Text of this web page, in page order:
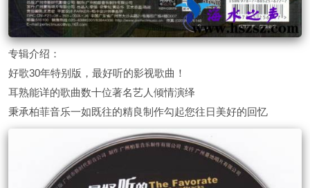
专辑介绍：
好歌30年特别版，最好听的影视歌曲！
耳熟能详的歌曲数十位著名艺人倾情演绎
秉承柏菲音乐一如既往的精良制作勾起您往日美好的回忆